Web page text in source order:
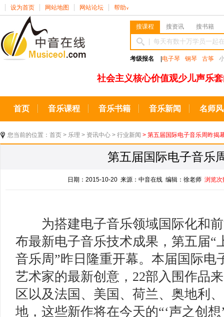
设为首页 网站地图 网站论坛 帮助 ∨
搜课程 搜资讯 搜书籍
考级报名 电子琴 钢琴 古筝
社会主义核心价值观少儿声乐
首页 音乐课程 音乐书籍 音乐新闻 名师
您当前的位置： 首页 > 乐理 > 资讯中心 > 行业新闻 > 第五届国际电子音乐周昨揭
第五届国际电子音乐
日期：2015-10-20 来源：中音在线 编辑：徐老师 浏览次
为搭建电子音乐领域国际化和前
布最新电子音乐技术成果，第五届“
音乐周”昨日隆重开幕。本届国际电
艺术家的最新创意，22部入围作品
区以及法国、美国、荷兰、奥地利
地，这些新作将在今天的“‘声之创